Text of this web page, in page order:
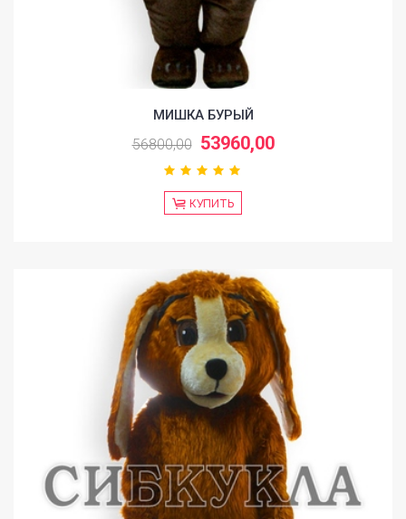
МИШКА БУРЫЙ
56800,00 53960,00
КУПИТЬ